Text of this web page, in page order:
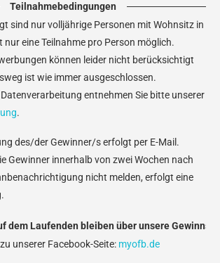
Teilnahmebedingungen
sind nur volljährige Personen mit Wohnsitz in
nur eine Teilnahme pro Person möglich.
können leider nicht berücksichtigt
ist wie immer ausgeschlossen.
entnehmen Sie bitte unserer
.
des/der Gewinner/s erfolgt per E-Mail.
Gewinner innerhalb von zwei Wochen nach
nicht melden, erfolgt eine
dem Laufenden bleiben über unsere
unserer Facebook-Seite: myofb.de